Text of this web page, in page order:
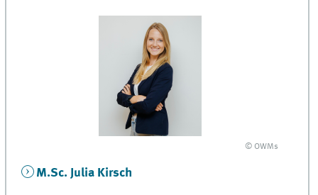
© OWMs
M.Sc. Julia Kirsch